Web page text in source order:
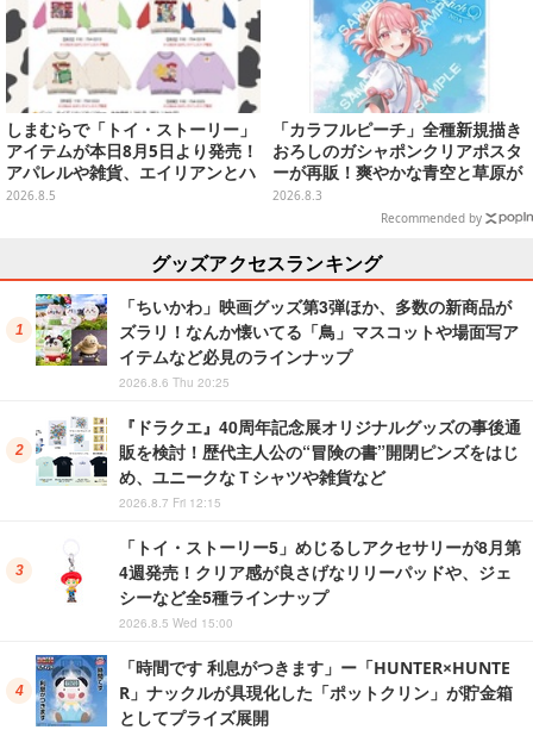
しまむらで「トイ・ストーリー」
アイテムが本日8月5日より発売！
アパレルや雑貨、エイリアンとハ
ムのダイカットクッションなど盛
2026.8.5
「カラフルピーチ」全種新規描き
おろしのガシャポンクリアポスタ
ーが再販！爽やかな青空と草原が
イメージのイラスト全12種
2026.8.3
Recommended by
グッズアクセスランキング
「ちいかわ」映画グッズ第3弾ほか、多数の新商品が
ズラリ！なんか懐いてる「鳥」マスコットや場面写ア
イテムなど必見のラインナップ
2026.8.6 Thu 20:25
『ドラクエ』40周年記念展オリジナルグッズの事後通
販を検討！歴代主人公の“冒険の書”開閉ピンズをはじ
め、ユニークなＴシャツや雑貨など
2026.8.7 Fri 12:15
「トイ・ストーリー5」めじるしアクセサリーが8月第
4週発売！クリア感が良さげなリリーパッドや、ジェ
シーなど全5種ラインナップ
2026.8.5 Wed 15:00
「時間です 利息がつきます」ー「HUNTER×HUNTE
R」ナックルが具現化した「ポットクリン」が貯金箱
としてプライズ展開